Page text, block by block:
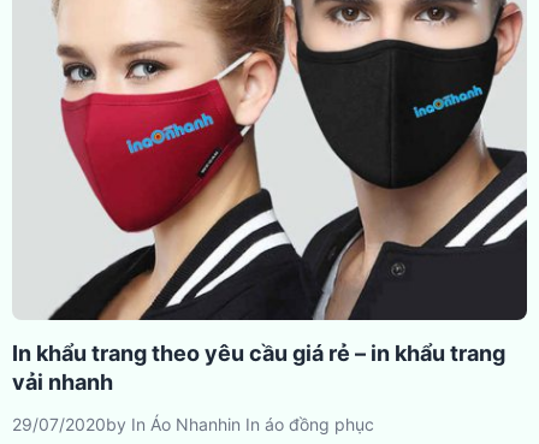
In khẩu trang theo yêu cầu giá rẻ – in khẩu trang
vải nhanh
29/07/2020by In Áo Nhanhin In áo đồng phục